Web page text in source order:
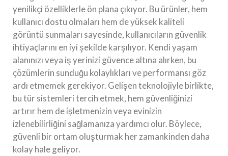
yenilikçi özelliklerle ön plana çıkıyor. Bu ürünler, hem
kullanıcı dostu olmaları hem de yüksek kaliteli
görüntü sunmaları sayesinde, kullanıcıların güvenlik
ihtiyaçlarını en iyi şekilde karşılıyor. Kendi yaşam
alanınızı veya iş yerinizi güvence altına alırken, bu
çözümlerin sunduğu kolaylıkları ve performansı göz
ardı etmemek gerekiyor. Gelişen teknolojiyle birlikte,
bu tür sistemleri tercih etmek, hem güvenliğinizi
artırır hem de işletmenizin veya evinizin
izlenebilirliğini sağlamanıza yardımcı olur. Böylece,
güvenli bir ortam oluşturmak her zamankinden daha
kolay hale geliyor.